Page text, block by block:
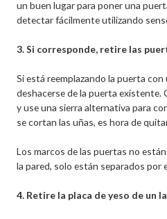
un buen lugar para poner una
detectar fácilmente utilizando
3. Si corresponde, retire las
Si está reemplazando la puerta
deshacerse de la puerta existente.
y use una sierra alternativa para
se cortan las uñas, es hora de
Los marcos de las puertas no
la pared, solo están separados por
4. Retire la placa de yeso de un